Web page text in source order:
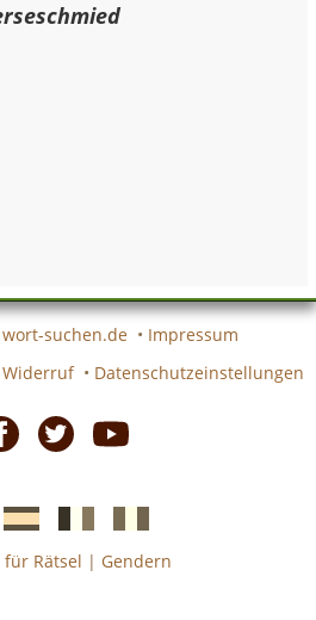
wort-suchen.de • Impressum
Widerruf • Datenschutzeinstellungen
französicheitalienische
Rätsel | Gendern